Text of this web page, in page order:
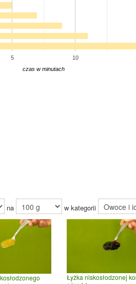
5 10
czas w minutach
na w kategorii
Łyżka niskosłodzonej